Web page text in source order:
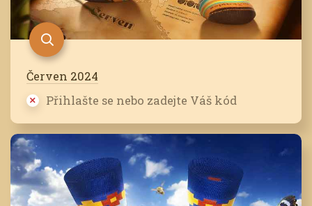
Červen 2024
Přihlašte se nebo zadejte Váš kód